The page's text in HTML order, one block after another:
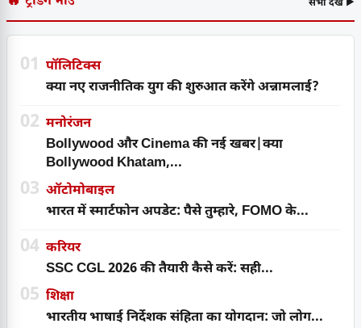
सभी देखें ▶
01 पॉलिटिक्स
क्या नए राजनीतिक युग की शुरुआत करेंगे अन्नामलाई?
02 मनोरंजन
Bollywood और Cinema की नई खबर|क्या
Bollywood Khatam,...
03 ऑटोमोबाइल
भारत में स्मार्टफोन अपडेट: पैसे तुम्हारे, FOMO के...
04 करियर
SSC CGL 2026 की तैयारी कैसे करें: सही...
05 शिक्षा
भारतीय भाषाई निर्देशक संहिता का योगदान: जो लोग...